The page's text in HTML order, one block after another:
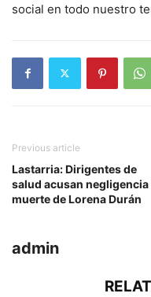
social en todo nuestro
Previous article
Lastarria: Dirigentes de
salud acusan negligencia
muerte de Lorena Durán
admin